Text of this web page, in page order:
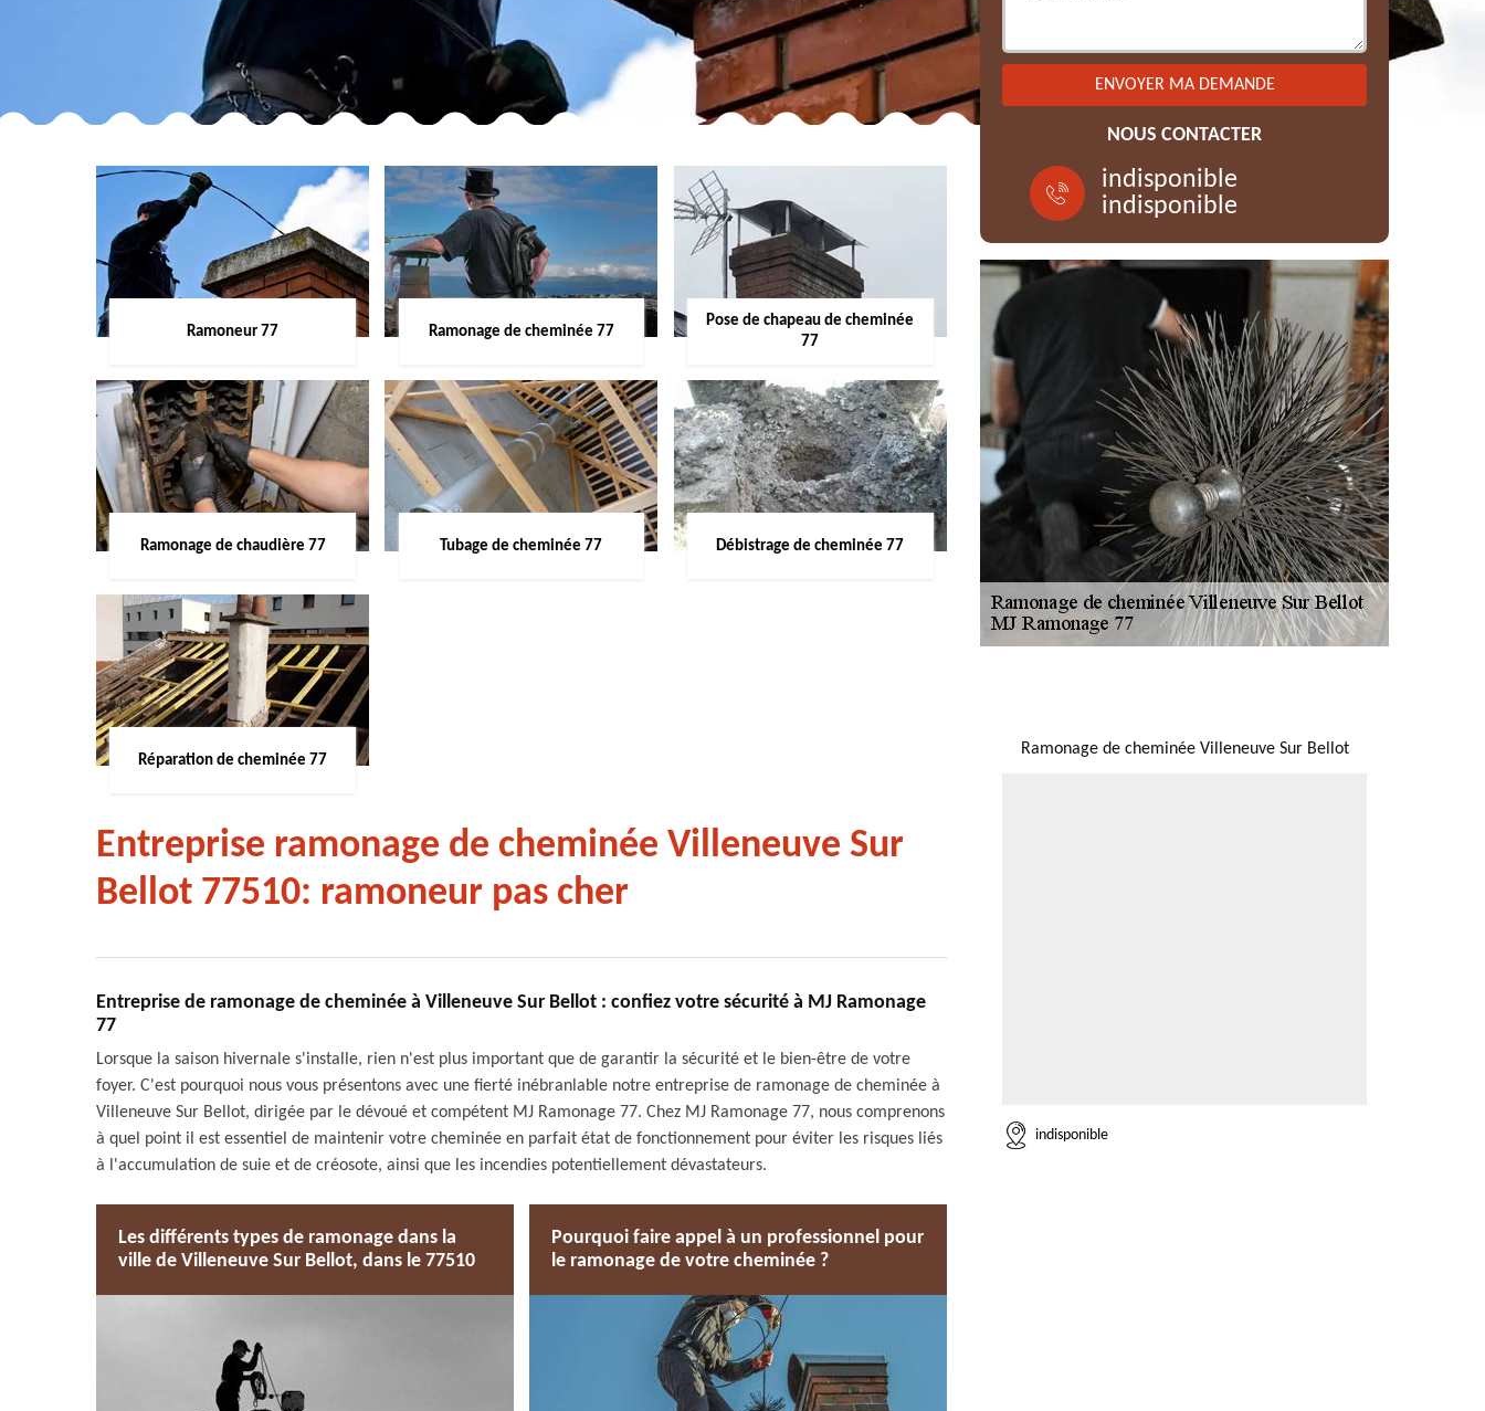
Ramoneur 77 Ramonage de cheminée 77
Pose de chapeau de cheminée
77
Ramonage de chaudière 77 Tubage de cheminée 77 Débistrage de cheminée 77
Réparation de cheminée 77
Entreprise ramonage de cheminée Villeneuve Sur
Bellot 77510: ramoneur pas cher
Entreprise de ramonage de cheminée à Villeneuve Sur Bellot : confiez votre sécurité à MJ Ramonage
77
Lorsque la saison hivernale s'installe, rien n'est plus important que de garantir la sécurité et le bien-être de votre
foyer. C'est pourquoi nous vous présentons avec une fierté inébranlable notre entreprise de ramonage de cheminée à
Villeneuve Sur Bellot, dirigée par le dévoué et compétent MJ Ramonage 77. Chez MJ Ramonage 77, nous comprenons
à quel point il est essentiel de maintenir votre cheminée en parfait état de fonctionnement pour éviter les risques liés
à l'accumulation de suie et de créosote, ainsi que les incendies potentiellement dévastateurs.
Les différents types de ramonage dans la
ville de Villeneuve Sur Bellot, dans le 77510
Pourquoi faire appel à un professionnel pour
le ramonage de votre cheminée ?
NOUS CONTACTER
indisponible
indisponible
Ramonage de cheminée Villeneuve Sur Bellot
indisponible